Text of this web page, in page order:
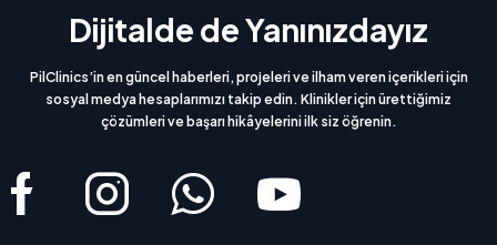
Dijitalde de Yanınızdayız
PilClinics’in en güncel haberleri, projeleri ve ilham veren içerikleri için
sosyal medya hesaplarımızı takip edin. Klinikler için ürettiğimiz
çözümleri ve başarı hikâyelerini ilk siz öğrenin.